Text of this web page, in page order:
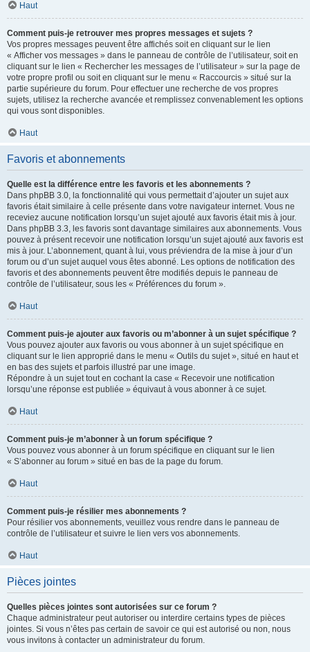
Haut
Comment puis-je retrouver mes propres messages et sujets ?
Vos propres messages peuvent être affichés soit en cliquant sur le lien
« Afficher vos messages » dans le panneau de contrôle de l’utilisateur, soit en
cliquant sur le lien « Rechercher les messages de l’utilisateur » sur la page de
votre propre profil ou soit en cliquant sur le menu « Raccourcis » situé sur la
partie supérieure du forum. Pour effectuer une recherche de vos propres
sujets, utilisez la recherche avancée et remplissez convenablement les options
qui vous sont disponibles.
Haut
Favoris et abonnements
Quelle est la différence entre les favoris et les abonnements ?
Dans phpBB 3.0, la fonctionnalité qui vous permettait d’ajouter un sujet aux
favoris était similaire à celle présente dans votre navigateur internet. Vous ne
receviez aucune notification lorsqu’un sujet ajouté aux favoris était mis à jour.
Dans phpBB 3.3, les favoris sont davantage similaires aux abonnements. Vous
pouvez à présent recevoir une notification lorsqu’un sujet ajouté aux favoris est
mis à jour. L’abonnement, quant à lui, vous préviendra de la mise à jour d’un
forum ou d’un sujet auquel vous êtes abonné. Les options de notification des
favoris et des abonnements peuvent être modifiés depuis le panneau de
contrôle de l’utilisateur, sous les « Préférences du forum ».
Haut
Comment puis-je ajouter aux favoris ou m’abonner à un sujet spécifique ?
Vous pouvez ajouter aux favoris ou vous abonner à un sujet spécifique en
cliquant sur le lien approprié dans le menu « Outils du sujet », situé en haut et
en bas des sujets et parfois illustré par une image.
Répondre à un sujet tout en cochant la case « Recevoir une notification
lorsqu’une réponse est publiée » équivaut à vous abonner à ce sujet.
Haut
Comment puis-je m’abonner à un forum spécifique ?
Vous pouvez vous abonner à un forum spécifique en cliquant sur le lien
« S’abonner au forum » situé en bas de la page du forum.
Haut
Comment puis-je résilier mes abonnements ?
Pour résilier vos abonnements, veuillez vous rendre dans le panneau de
contrôle de l’utilisateur et suivre le lien vers vos abonnements.
Haut
Pièces jointes
Quelles pièces jointes sont autorisées sur ce forum ?
Chaque administrateur peut autoriser ou interdire certains types de pièces
jointes. Si vous n’êtes pas certain de savoir ce qui est autorisé ou non, nous
vous invitons à contacter un administrateur du forum.